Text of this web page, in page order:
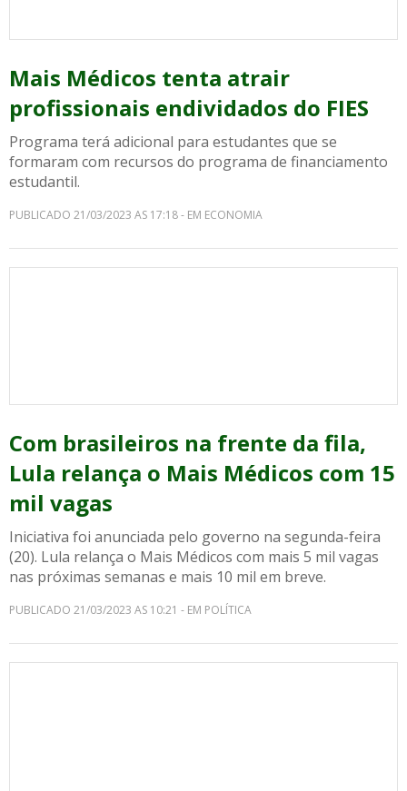
Mais Médicos tenta atrair
profissionais endividados do FIES
Programa terá adicional para estudantes que se
formaram com recursos do programa de financiamento
estudantil.
PUBLICADO 21/03/2023 AS 17:18 - EM ECONOMIA
Com brasileiros na frente da fila,
Lula relança o Mais Médicos com 15
mil vagas
Iniciativa foi anunciada pelo governo na segunda-feira
(20). Lula relança o Mais Médicos com mais 5 mil vagas
nas próximas semanas e mais 10 mil em breve.
PUBLICADO 21/03/2023 AS 10:21 - EM POLÍTICA